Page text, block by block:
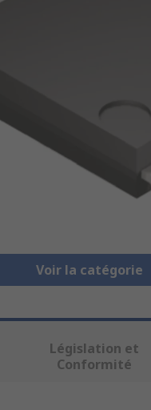
Voir la catégorie
Législation et
Conformité